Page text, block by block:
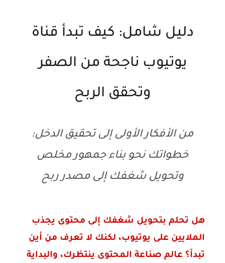
دليل شامل: كيف تبدأ قناة
يوتيوب ناجحة من الصفر
وتحقق الربح
من الأفكار الأولى إلى تحقيق الدخل:
خطواتك نحو بناء جمهور مخلص
وتحويل شغفك إلى مصدر ربح
هل تحلم بتحويل شغفك إلى محتوى يجذب
الملايين على يوتيوب، لكنك لا تعرف من أين
تبدأ؟ عالم صناعة المحتوى ينتظرك، والبداية